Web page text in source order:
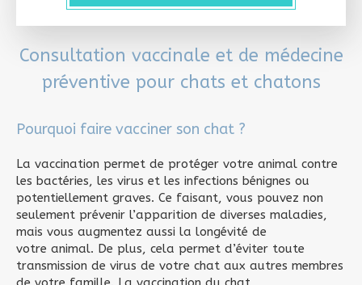
Consultation vaccinale et de médecine
préventive pour chats et chatons
Pourquoi faire vacciner son chat ?
La vaccination permet de protéger votre animal contre
les bactéries, les virus et les infections bénignes ou
potentiellement graves. Ce faisant, vous pouvez non
seulement prévenir l’apparition de diverses maladies,
mais vous augmentez aussi la longévité de
votre animal. De plus, cela permet d’éviter toute
transmission de virus de votre chat aux autres membres